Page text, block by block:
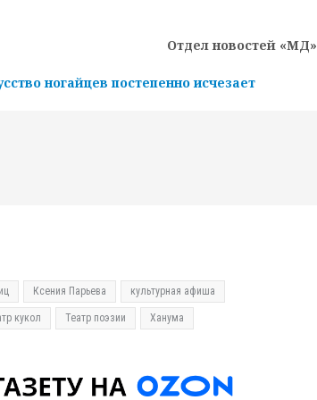
Отдел новостей «МД»
ногайцев постепенно исчезает
Ксения Парьева культурная афиша
кукол Театр поэзии Ханума